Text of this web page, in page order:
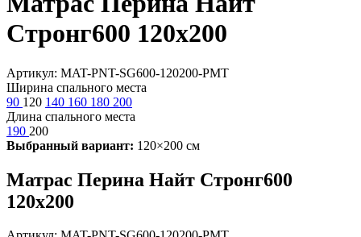
Стронг600 120х200
Артикул: MAT-PNT-SG600-120200-PMT
Ширина спального места
90 120 140 160 180 200
Длина спального места
190 200
Выбранный вариант: 120×200 см
Матрас Перина Найт Стронг600
120х200